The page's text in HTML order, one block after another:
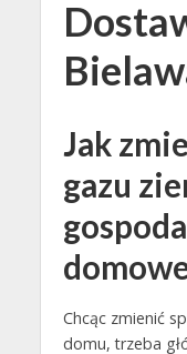
Jak
gazu
Chcąc zmienić
domu, trzeba